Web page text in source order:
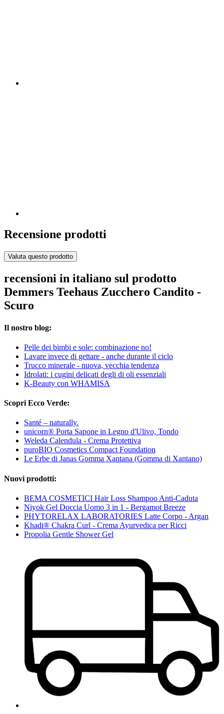
Recensione prodotti
Valuta questo prodotto
recensioni in italiano sul prodotto
Demmers Teehaus Zucchero Candito -
Scuro
Il nostro blog:
Pelle dei bimbi e sole: combinazione no!
Lavare invece di gettare - anche durante il ciclo
Trucco minerale - nuova, vecchia tendenza
Idrolati: i cugini delicati degli di oli essenziali
K-Beauty con WHAMISA
Scopri Ecco Verde:
Santé – naturally.
unicorn® Porta Sapone in Legno d'Ulivo, Tondo
Weleda Calendula - Crema Protettiva
puroBIO Cosmetics Compact Foundation
Le Erbe di Janas Gomma Xantana (Gomma di Xantano)
Nuovi prodotti:
BEMA COSMETICI Hair Loss Shampoo Anti-Caduta
Niyok Gel Doccia Uomo 3 in 1 - Bergamot Breeze
PHYTORELAX LABORATORIES Latte Corpo - Argan
Khadi® Chakra Curl - Crema Ayurvedica per Ricci
Propolia Gentle Shower Gel